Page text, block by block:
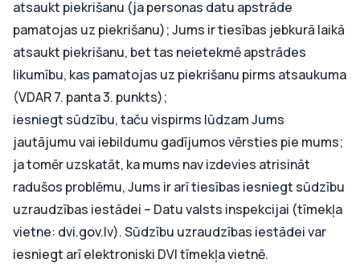
atsaukt piekrišanu (ja personas datu apstrāde
pamatojas uz piekrišanu); Jums ir tiesības jebkurā laikā
atsaukt piekrišanu, bet tas neietekmē apstrādes
likumību, kas pamatojas uz piekrišanu pirms atsaukuma
(VDAR 7. panta 3. punkts);
iesniegt sūdzību, taču vispirms lūdzam Jums
jautājumu vai iebildumu gadījumos vērsties pie mums;
ja tomēr uzskatāt, ka mums nav izdevies atrisināt
radušos problēmu, Jums ir arī tiesības iesniegt sūdzību
uzraudzības iestādei – Datu valsts inspekcijai (tīmekļa
vietne: dvi.gov.lv). Sūdzību uzraudzības iestādei var
iesniegt arī elektroniski DVI tīmekļa vietnē.